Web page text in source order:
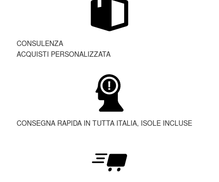
CONSULENZA
ACQUISTI PERSONALIZZATA
CONSEGNA RAPIDA IN TUTTA ITALIA, ISOLE INCLUSE